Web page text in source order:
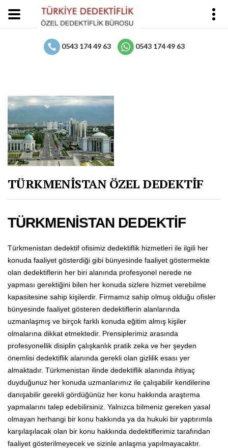
0543 174 49 63 0543 174 49 63
TÜRKMENİSTAN ÖZEL DEDEKTİF
TÜRKMENİSTAN DEDEKTİF
Türkmenistan dedektif ofisimiz dedektiflik hizmetleri ile ilgili her
konuda faaliyet gösterdiği gibi bünyesinde faaliyet göstermekte
olan dedektiflerin her biri alanında profesyonel nerede ne
yapması gerektiğini bilen her konuda sizlere hizmet verebilme
kapasitesine sahip kişilerdir. Firmamız sahip olmuş olduğu ofisler
bünyesinde faaliyet gösteren dedektiflerin alanlarında
uzmanlaşmış ve birçok farklı konuda eğitim almış kişiler
olmalarına dikkat etmektedir. Prensiplerimiz arasında
profesyonellik disiplin çalışkanlık pratik zeka ve her şeyden
önemlisi dedektiflik alanında gerekli olan gizlilik esası yer
almaktadır. Türkmenistan ilinde dedektiflik alanında ihtiyaç
duyduğunuz her konuda uzmanlarımız ile çalışabilir kendilerine
danışabilir gerekli gördüğünüz her konu hakkında araştırma
yapmalarını talep edebilirsiniz. Yalnızca bilmeniz gereken yasal
olmayan herhangi bir konu hakkında ya da hukuki bir yaptırımla
karşılaşılacak olan bir konu hakkında dedektiflerimiz tarafından
faaliyet gösterilmeyecek ve sizinle anlaşma yapılmayacaktır.